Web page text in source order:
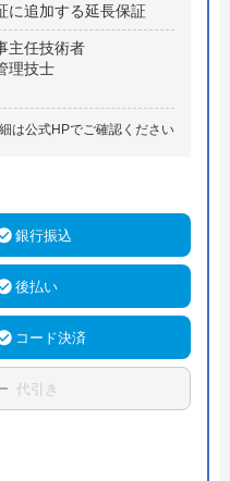
追加する延長保証
主任技術者
理技士
は公式HPでご確認ください
銀行振込
後払い
コード決済
代引き